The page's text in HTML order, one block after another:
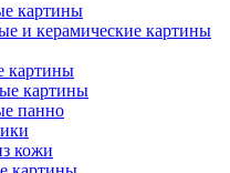
картины
и керамические картины
картины
картины
панно
кожи